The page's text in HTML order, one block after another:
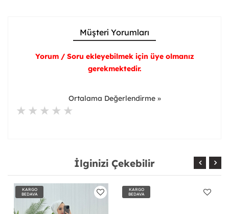
Müşteri Yorumları
Yorum / Soru ekleyebilmek için üye olmanız
gerekmektedir.
Ortalama Değerlendirme »
İlginizi Çekebilir
KARGO
BEDAVA
KARGO
BEDAVA